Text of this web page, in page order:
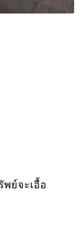
ย์จะเอื้อ